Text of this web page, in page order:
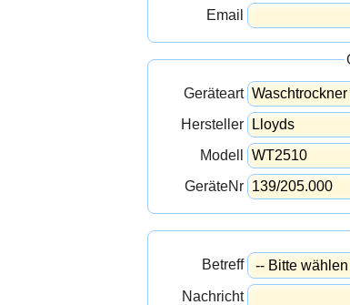
Email
Geräteart
Hersteller
Modell
GeräteNr
Betreff
Nachricht